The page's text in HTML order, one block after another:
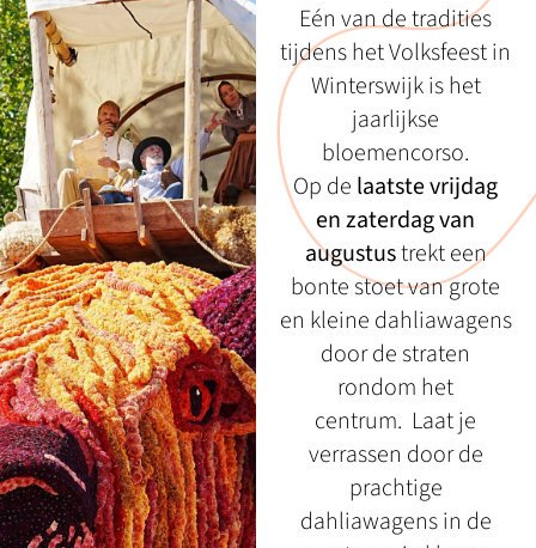
Eén van de tradities
tijdens het Volksfeest in
Winterswijk is het
jaarlijkse
bloemencorso.
Op de laatste vrijdag
en zaterdag van
augustustrekt een
bonte stoet van grote
en kleine dahliawagens
door de straten
rondom het
centrum. Laat je
verrassen door de
prachtige
dahliawagens in de